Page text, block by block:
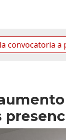
a partidos